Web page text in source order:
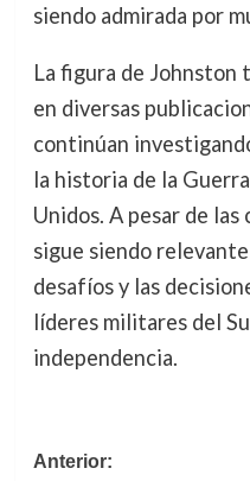
siendo admirada por
La figura de Johnston
en diversas
continúan
la historia de la
Unidos. A pesar de
sigue siendo
desafíos y las
líderes militares del
independencia.
Navegación
Anterior: